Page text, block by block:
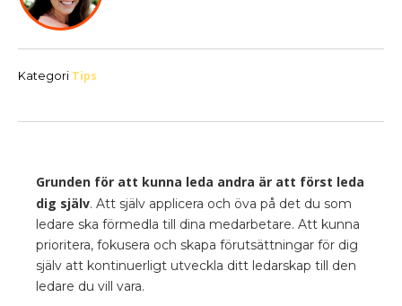
Kategori Tips
Grunden för att kunna leda andra är att först leda
dig själv. Att själv applicera och öva på det du som
ledare ska förmedla till dina medarbetare. Att kunna
prioritera, fokusera och skapa förutsättningar för dig
själv att kontinuerligt utveckla ditt ledarskap till den
ledare du vill vara.